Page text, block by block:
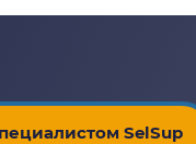
SelSup